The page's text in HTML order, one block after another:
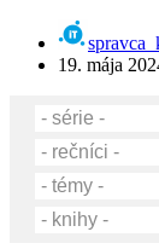
19. mája